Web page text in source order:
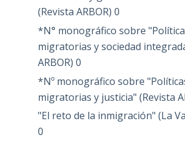
(Revista ARBOR) 0
*N° monográfico sobre
migratorias y sociedad
ARBOR) 0
*Nº monográfico sobre
migratorias y justicia" (Revista
"El reto de la inmigración" (La
0